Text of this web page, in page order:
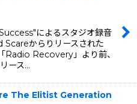
によるスタジオ録音
Scareからりリースされた
Radio Recovery」より前、
ース…
The Elitist Generation